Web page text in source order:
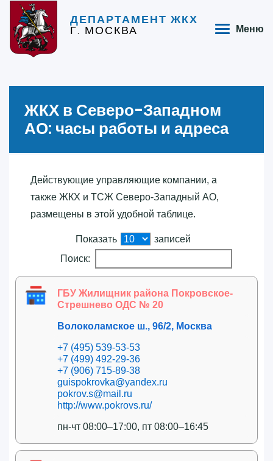
ДЕПАРТАМЕНТ ЖКХ
Г. МОСКВА Меню
ЖКХ в Северо-Западном
АО: часы работы и адреса
Действующие управляющие компании, а
также ЖКХ и ТСЖ Северо-Западный АО,
размещены в этой удобной таблице.
Показать
записей
Поиск:
ГБУ Жилищник района Покровское-
Стрешнево ОДС № 20
Волоколамское ш., 96/2, Москва
+7 (495) 539-53-53
+7 (499) 492-29-36
+7 (906) 715-89-38
guispokrovka@yandex.ru
pokrov.s@mail.ru
http://www.pokrovs.ru/
пн-чт 08:00–17:00, пт 08:00–16:45